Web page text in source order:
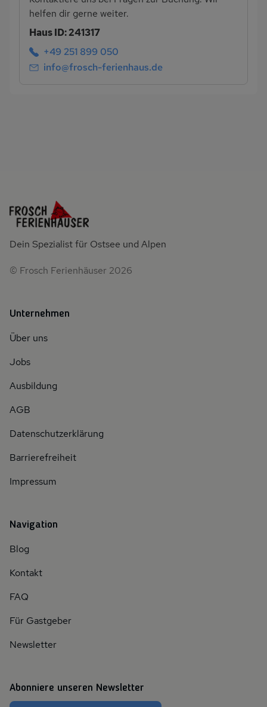
helfen dir gerne weiter.
Haus ID: 241317
+49 251 899 050
info@frosch-ferienhaus.de
Dein Spezialist für Ostsee und Alpen
© Frosch Ferienhäuser 2026
Unternehmen
Über uns
Jobs
Ausbildung
AGB
Datenschutzerklärung
Barrierefreiheit
Impressum
Navigation
Blog
Kontakt
FAQ
Für Gastgeber
Newsletter
Abonniere unseren Newsletter